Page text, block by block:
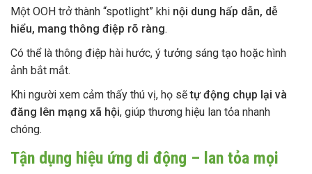
Một OOH trở thành “spotlight” khi nội dung hấp dẫn, dễ
hiểu, mang thông điệp rõ ràng.
Có thể là thông điệp hài hước, ý tưởng sáng tạo hoặc hình
ảnh bắt mắt.
Khi người xem cảm thấy thú vị, họ sẽtự động chụp lại và
đăng lên mạng xã hội, giúp thương hiệu lan tỏa nhanh
chóng.
Tận dụng hiệu ứng di động – lan tỏa mọi